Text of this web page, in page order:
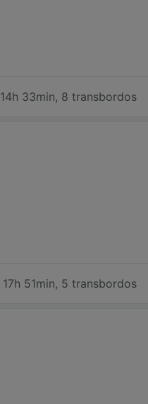
14h 33min, 8 transbordos
17h 51min, 5 transbordos